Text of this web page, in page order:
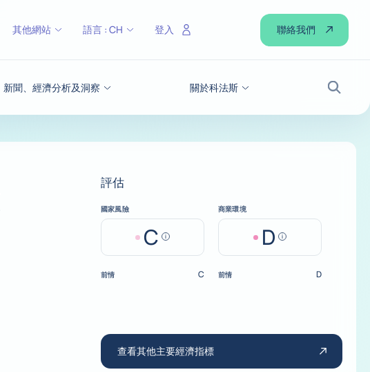
新聞、經濟分析及洞察 關於科法斯
搜尋
其他網站 語言 : CH 登入 聯絡我們
評估
國家風險
C Help
商業環境
D Help
前情 C 前情 D
查看其他主要經濟指標